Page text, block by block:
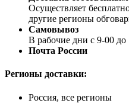
Осуществляет
другие регионы
Самовывоз
В рабочие дни с 9-00 до
Почта России
Регионы доставки:
Россия, все регионы